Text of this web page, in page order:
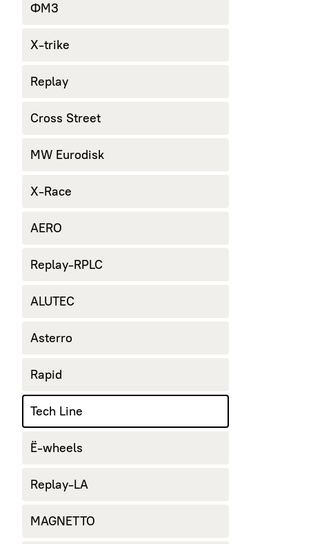
ФМЗ
X-trike
Replay
Cross Street
MW Eurodisk
X-Race
AERO
Replay-RPLC
ALUTEC
Asterro
Rapid
Tech Line
Ё-wheels
Replay-LA
MAGNETTO